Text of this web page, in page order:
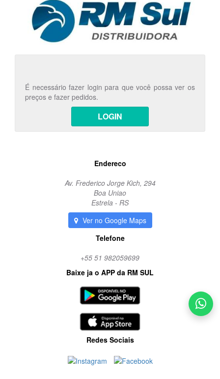
É necessário fazer login para que você possa ver os
preços e fazer pedidos.
LOGIN
Endereco
Av. Frederico Jorge Kich, 294
Boa Uniao
Estrela - RS
Ver no Google Maps
Telefone
+55 51 982059699
Baixe ja o APP da RM SUL
Redes Sociais